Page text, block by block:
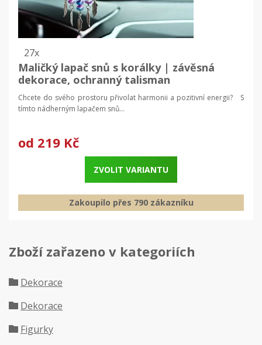
27x
Maličký lapač snů s korálky | závěsná
dekorace, ochranný talisman
Chcete do svého prostoru přivolat harmonii a pozitivní energii? S
tímto nádherným lapačem snů...
od 219 Kč
ZVOLIT VARIANTU
Zakoupilo přes 790 zákazníku
Zboží zařazeno v kategoriích
Dekorace
Dekorace
Figurky